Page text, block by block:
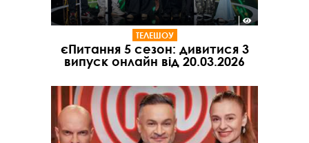
ТЕЛЕШОУ
єПитання 5 сезон: дивитися 3
випуск онлайн від 20.03.2026